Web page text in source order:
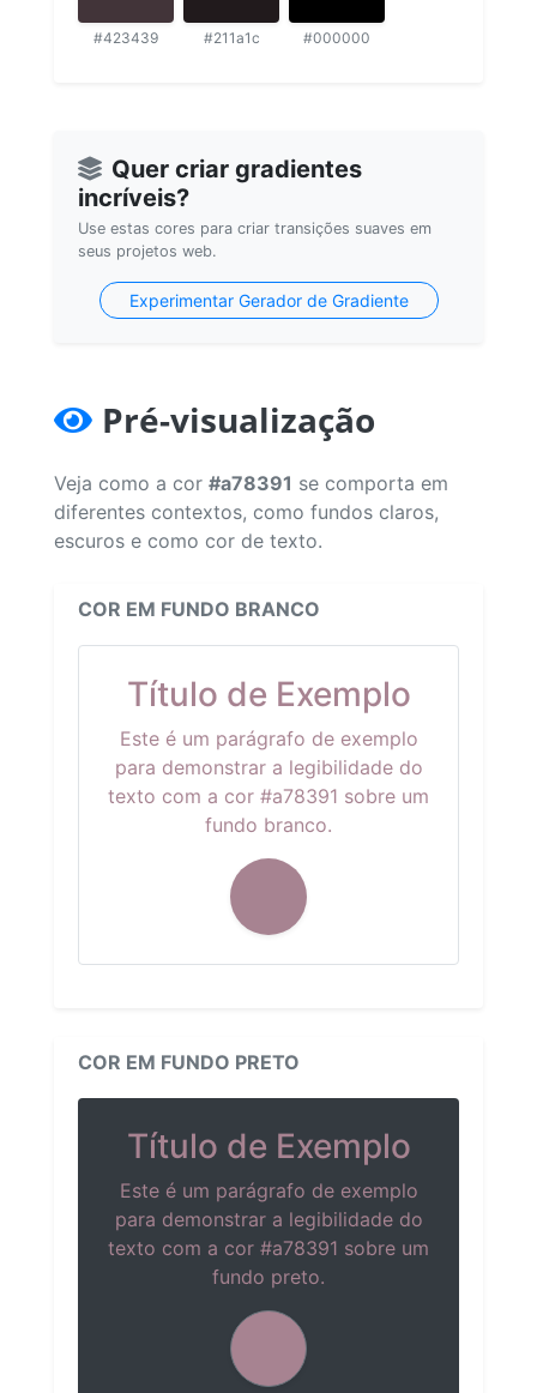
#423439 #211a1c #000000
Quer criar gradientes
incríveis?
Use estas cores para criar transições suaves em
seus projetos web.
Experimentar Gerador de Gradiente
Pré-visualização
Veja como a cor #a78391 se comporta em
diferentes contextos, como fundos claros,
escuros e como cor de texto.
COR EM FUNDO BRANCO
Título de Exemplo
Este é um parágrafo de exemplo
para demonstrar a legibilidade do
texto com a cor #a78391 sobre um
fundo branco.
COR EM FUNDO PRETO
Título de Exemplo
Este é um parágrafo de exemplo
para demonstrar a legibilidade do
texto com a cor #a78391 sobre um
fundo preto.